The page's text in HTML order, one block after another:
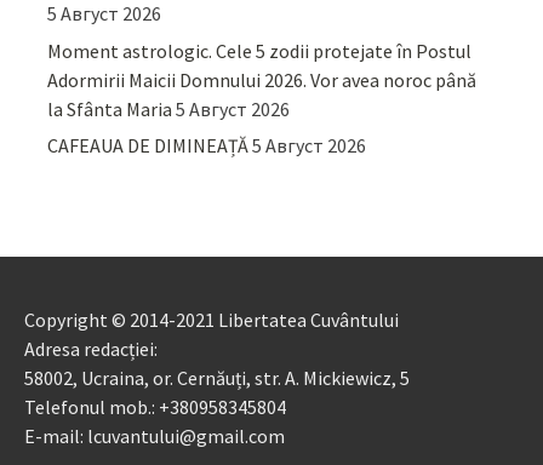
5 Август 2026
Moment astrologic. Cele 5 zodii protejate în Postul
Adormirii Maicii Domnului 2026. Vor avea noroc până
la Sfânta Maria 5 Август 2026
CAFEAUA DE DIMINEAȚĂ5 Август 2026
Copyright © 2014-2021 Libertatea Cuvântului
Adresa redacției:
58002, Ucraina, or. Cernăuți, str. A. Mickiewicz, 5
Telefonul mob.: +380958345804
E-mail: lcuvantului@gmail.com